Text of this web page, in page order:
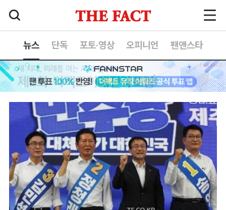
뉴스 단독 포토·영상 오피니언 팬앤스타